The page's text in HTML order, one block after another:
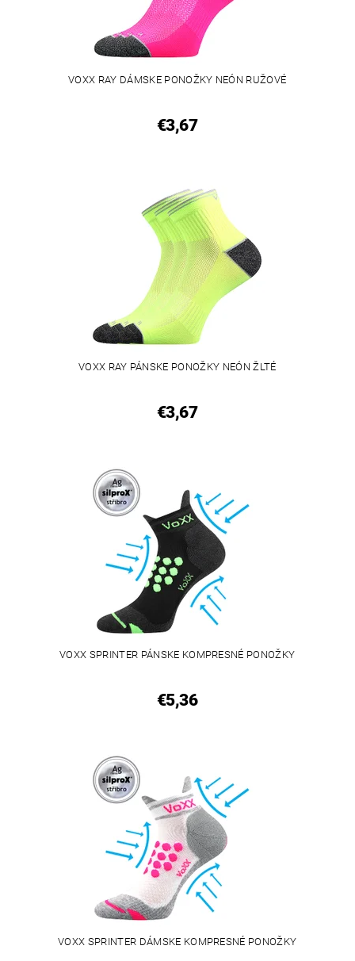
VOXX RAY DÁMSKE PONOŽKY NEÓN RUŽOVÉ
€3,67
VOXX RAY PÁNSKE PONOŽKY NEÓN ŽLTÉ
€3,67
VOXX SPRINTER PÁNSKE KOMPRESNÉ PONOŽKY
€5,36
VOXX SPRINTER DÁMSKE KOMPRESNÉ PONOŽKY